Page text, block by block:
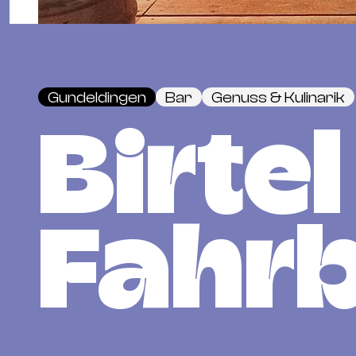
Gundeldingen Bar Genuss & Kulinarik
Birtel